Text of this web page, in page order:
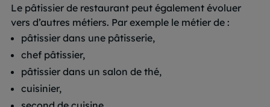
Le pâtissier de restaurant peut également évoluer
vers d’autres métiers. Par exemple le métier de :
pâtissier dans une pâtisserie,
chef pâtissier,
pâtissier dans un salon de thé,
cuisinier,